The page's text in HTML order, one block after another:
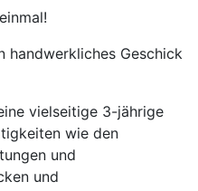
handwerkliches Geschick
vielseitige 3-jährige
wie den
und
und